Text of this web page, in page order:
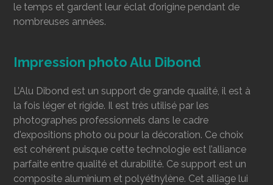
le temps et gardent leur éclat d’origine pendant de
nombreuses années.
Impression photo Alu Dibond
L’Alu Dibond est un support de grande qualité, il est à
la fois léger et rigide. Il est très utilisé par les
photographes professionnels dans le cadre
d'expositions photo ou pour la décoration. Ce choix
est cohérent puisque cette technologie est l’alliance
parfaite entre qualité et durabilité. Ce support est un
composite aluminium et polyéthylène. Cet alliage lui